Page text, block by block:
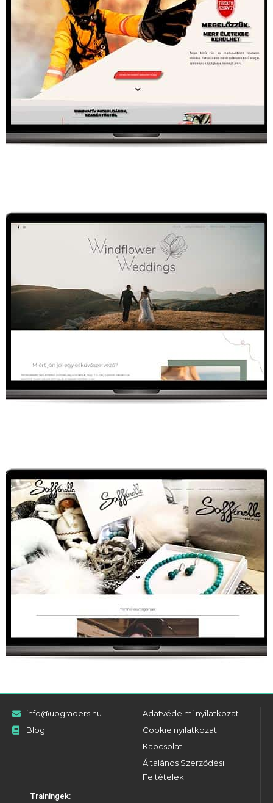
info@upgraders.hu
Blog
Adatvédelmi nyilatkozat
Cookie nyilatkozat
Kapcsolat
Általános Szerződési
Feltételek
Trainingek: